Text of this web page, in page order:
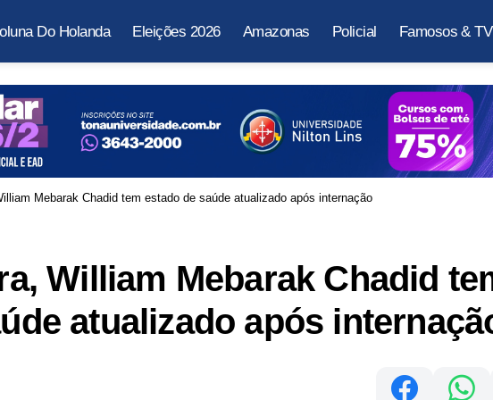
Do Holanda Eleições 2026 Amazonas Policial Famosos & TV
Mebarak Chadid tem estado de saúde atualizado após internação
William Mebarak Chadid
atualizado após